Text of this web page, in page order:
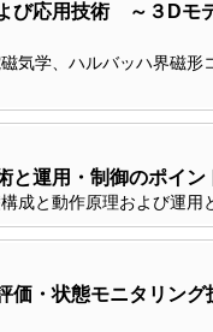
び応用技術 ～３D
気学、ハルバッハ界磁形
運用・制御のポイン
成と動作原理および運用
価・状態モニタリン